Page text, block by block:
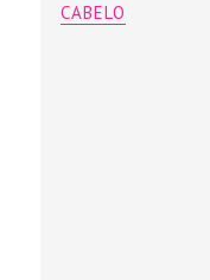
CABELO